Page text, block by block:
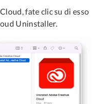
fate clic su di esso
Uninstaller.